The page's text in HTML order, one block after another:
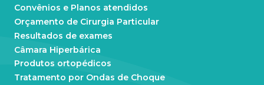
Convênios e Planos atendidos
Orçamento de Cirurgia Particular
Resultados de exames
Câmara Hiperbárica
Produtos ortopédicos
Tratamento por Ondas de Choque